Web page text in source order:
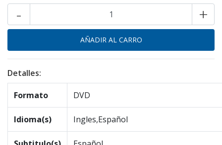
+
-
Detalles:
Formato DVD
Idioma(s) Ingles,Español